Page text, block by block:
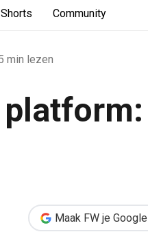
Shorts Community
min lezen
Maak FW je